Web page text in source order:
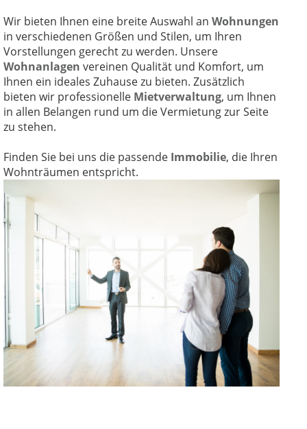
Wir bieten Ihnen eine breite Auswahl an Wohnungen
in verschiedenen Größen und Stilen, um Ihren
Vorstellungen gerecht zu werden. Unsere
Wohnanlagen vereinen Qualität und Komfort, um
Ihnen ein ideales Zuhause zu bieten. Zusätzlich
bieten wir professionelle Mietverwaltung, um Ihnen
in allen Belangen rund um die Vermietung zur Seite
zu stehen.
Finden Sie bei uns die passende Immobilie, die Ihren
Wohnträumen entspricht.